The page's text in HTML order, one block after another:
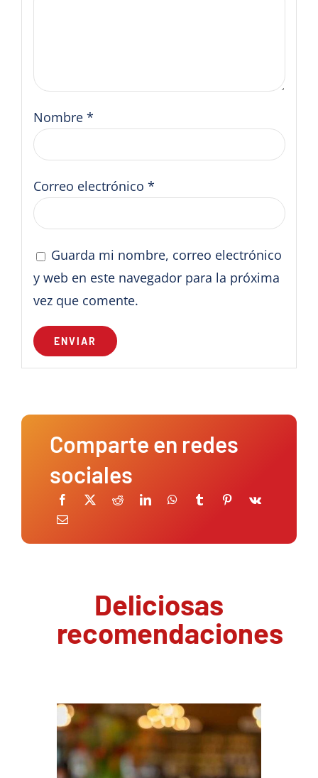
Nombre *
Correo electrónico *
Guarda mi nombre, correo electrónico
y web en este navegador para la próxima
vez que comente.
Comparte en redes
sociales
Deliciosas
recomendaciones